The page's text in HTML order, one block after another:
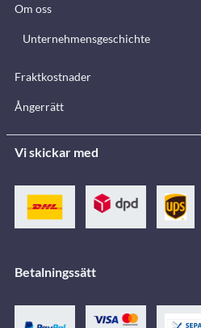
Om oss
Unternehmensgeschichte
Fraktkostnader
Ångerrätt
Vi skickar med
Betalningssätt